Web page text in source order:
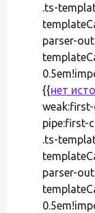
.ts-
parser-
{{нет
pipe:first-
.ts-
parser-